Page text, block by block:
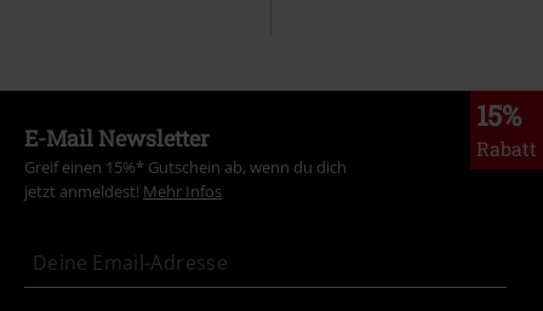
15%
Rabatt
E-Mail Newsletter
Greif einen 15%* Gutschein ab, wenn du dich
jetzt anmeldest! Mehr Infos